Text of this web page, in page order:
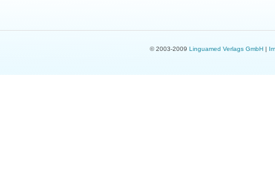
© 2003-2009 Linguamed Verlags GmbH|